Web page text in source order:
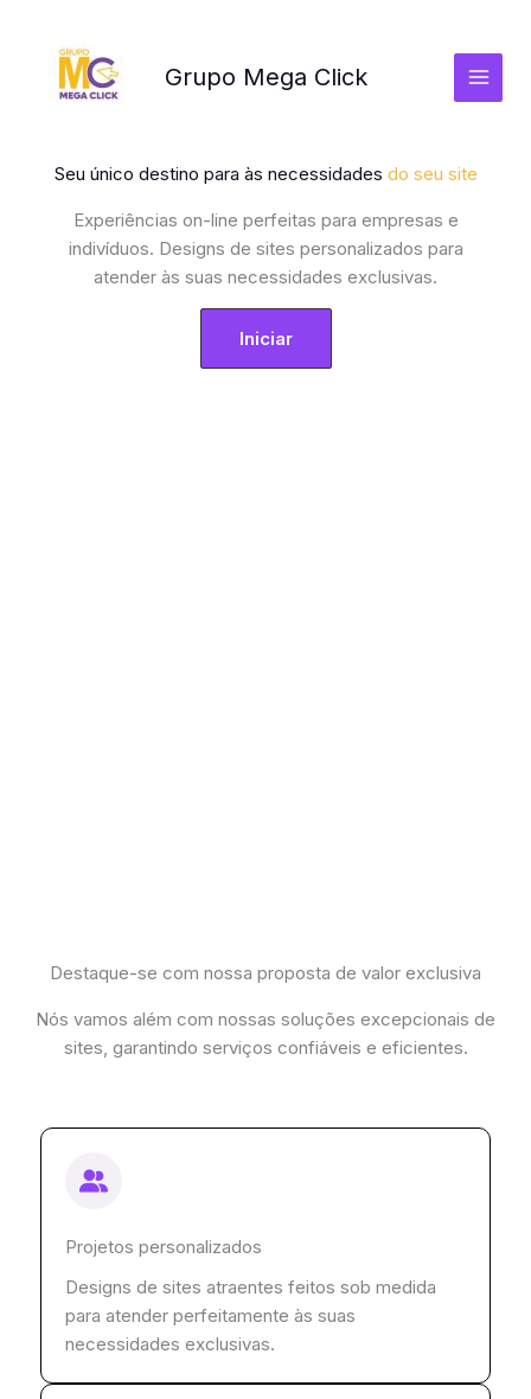
conteúdo
Grupo Mega Click
Seu único destino para às necessidades do seu site
Experiências on-line perfeitas para empresas e
indivíduos. Designs de sites personalizados para
atender às suas necessidades exclusivas.
Iniciar
Destaque-se com nossa proposta de valor exclusiva
Nós vamos além com nossas soluções excepcionais de
sites, garantindo serviços confiáveis e eficientes.
Projetos personalizados
Designs de sites atraentes feitos sob medida
para atender perfeitamente às suas
necessidades exclusivas.